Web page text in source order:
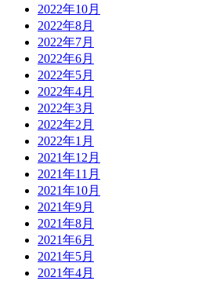
2022年10月
2022年8月
2022年7月
2022年6月
2022年5月
2022年4月
2022年3月
2022年2月
2022年1月
2021年12月
2021年11月
2021年10月
2021年9月
2021年8月
2021年6月
2021年5月
2021年4月